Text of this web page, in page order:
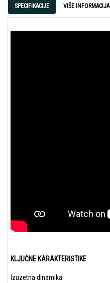
SPECIFIKACIJE VIŠE INFORMACIJA
KLJUČNE KARAKTERISTIKE
Izuzetna dinamika